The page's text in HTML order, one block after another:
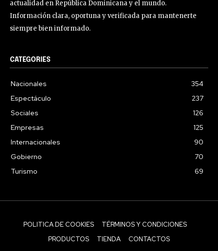
actualidad en República Dominicana y el mundo.
Información clara, oportuna y verificada para mantenerte
siempre bien informado.
CATEGORIES
Nacionales
354
Espectáculo
237
Sociales
126
Empresas
125
Internacionales
90
Gobierno
70
Turismo
69
POLITICA DE COOKIES
TÉRMINOS Y CONDICIONES
PRODUCTOS
TIENDA CONTACTOS